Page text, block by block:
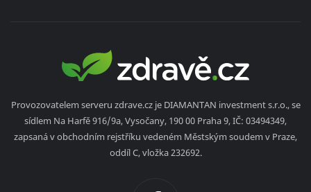
Provozovatelem serveru zdrave.cz je DIAMANTAN investment s.r.o., se
sídlem Na Harfě 916/9a, Vysočany, 190 00 Praha 9, IČ: 03494349,
zapsaná v obchodním rejstříku vedeném Městským soudem v Praze,
oddíl C, vložka 232692.